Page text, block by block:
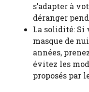
s’adapter à
déranger
La solidité: Si
masque de
années,
évitez les
proposés par